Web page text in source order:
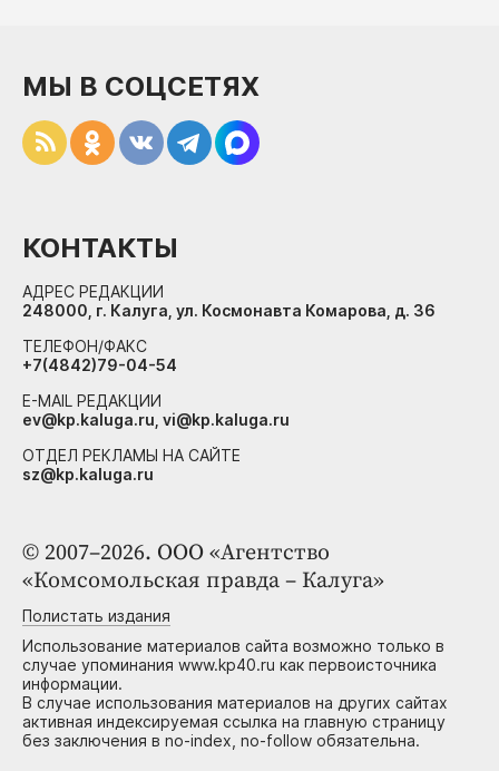
© 2007–2026. ООО «Агентство
«Комсомольская правда – Калуга»
Полистать издания
Использование материалов сайта возможно только в
случае упоминания www.kp40.ru как первоисточника
информации.
В случае использования материалов на других сайтах
активная индексируемая ссылка на главную страницу
без заключения в no-index, no-follow обязательна.
МЫ В СОЦСЕТЯХ
КОНТАКТЫ
АДРЕС РЕДАКЦИИ
248000, г. Калуга, ул. Космонавта Комарова, д. 36
ТЕЛЕФОН/ФАКС
+7(4842)79-04-54
E-MAIL РЕДАКЦИИ
ev@kp.kaluga.ru, vi@kp.kaluga.ru
ОТДЕЛ РЕКЛАМЫ НА САЙТЕ
sz@kp.kaluga.ru